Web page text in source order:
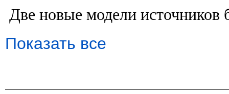
Две новые модели источников
Показать все